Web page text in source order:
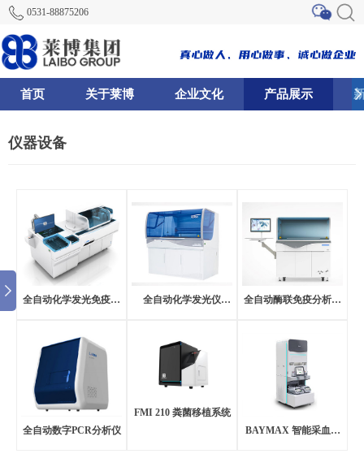
0531-88875206
首页 关于莱博 企业文化 产品展示
仪器设备
全自动化学发光免疫分
全自动化学发光仪
全自动酶联免疫分析仪
全自动数字PCR分析仪
FMI 210 粪菌移植系统
BAYMAX 智能采血系